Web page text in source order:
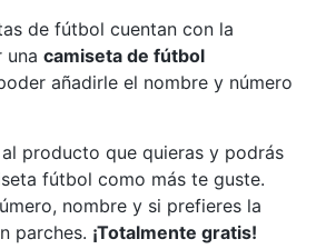
de fútbol cuentan con la
unacamiseta de fútbol
añadirle el nombre y número
producto que quieras y podrás
fútbol como más te guste.
nombre y si prefieres la
parches. ¡Totalmente gratis!